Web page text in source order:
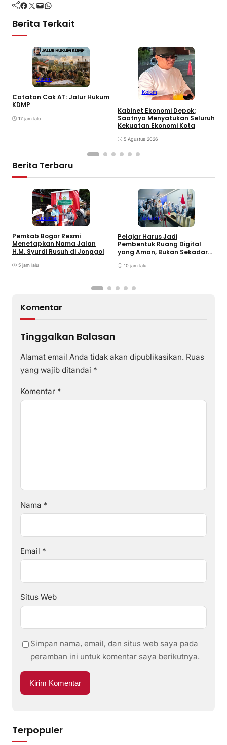
Facebook Twitter Mail WhatsApp
Berita Terkait
Kolom
Catatan Cak AT: Jalur Hukum
KDMP
17 jam lalu
Kolom
Kabinet Ekonomi Depok:
Saatnya Menyatukan Seluruh
Kekuatan Ekonomi Kota
5 Agustus 2026
Berita Terbaru
Nasional
Pemkab Bogor Resmi
Menetapkan Nama Jalan
H.M. Syurdi Rusuh di Jonggol
5 jam lalu
Sekolah
Pelajar Harus Jadi
Pembentuk Ruang Digital
yang Aman, Bukan Sekadar
10 jam lalu
Komentar
Tinggalkan Balasan
Alamat email Anda tidak akan dipublikasikan. Ruas
yang wajib ditandai *
Komentar *
Nama *
Email *
Situs Web
Simpan nama, email, dan situs web saya pada
peramban ini untuk komentar saya berikutnya.
Terpopuler